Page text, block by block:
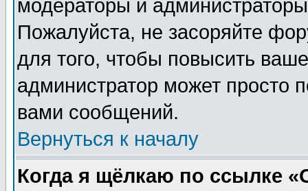
модераторы и
Пожалуйста, не засоряйте
для того, чтобы повысить
администратор может просто
вами сообщений.
Вернуться к началу
Когда я щёлкаю по ссылке